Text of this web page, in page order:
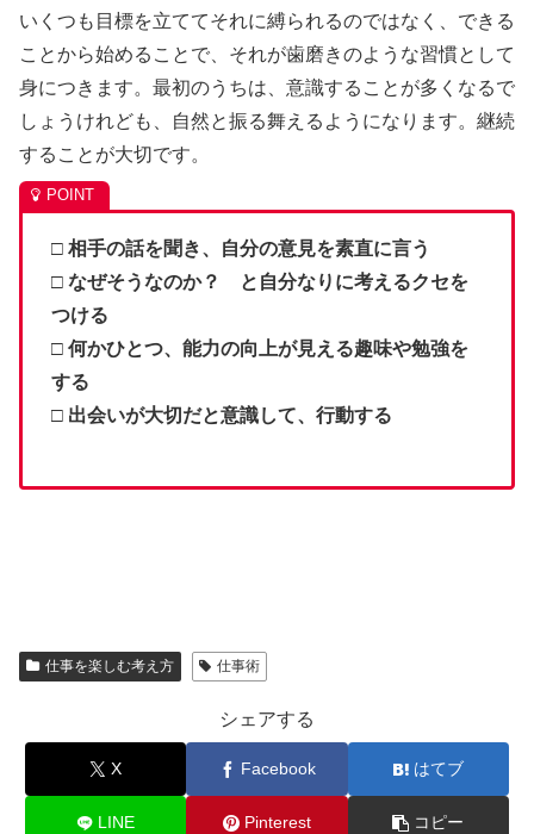
いくつも目標を立ててそれに縛られるのではなく、できる
ことから始めることで、それが歯磨きのような習慣として
身につきます。最初のうちは、意識することが多くなるで
しょうけれども、自然と振る舞えるようになります。継続
することが大切です。
□ 相手の話を聞き、自分の意見を素直に言う
□ なぜそうなのか？ と自分なりに考えるクセを
つける
□ 何かひとつ、能力の向上が見える趣味や勉強を
する
□ 出会いが大切だと意識して、行動する
仕事を楽しむ考え方 仕事術
シェアする
X Facebook はてブ
LINE Pinterest コピー